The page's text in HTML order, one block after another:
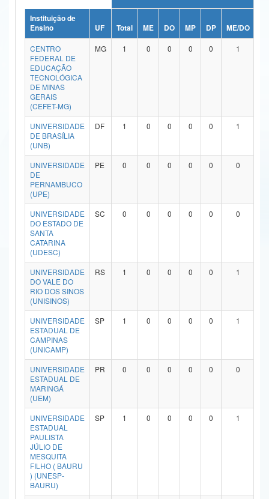
Ministério da Ciência, Tecnologia, Inovações e Comunicações
Ministério do Meio Ambiente
Ministério do Turismo
Ministério do Desenvolvimento Regional
Controladoria-Geral da União
Ministério da Mulher, da Família e dos Direitos Humanos
Secretaria de Governo
Gabinete de Segurança Institucional
Advocacia-Geral da União
Banco Central do Brasil
Instituição de
Ensino
UF Total ME DO MP DP ME/DO
CENTRO
FEDERAL DE
EDUCAÇÃO
TECNOLÓGICA
DE MINAS
GERAIS
(CEFET-MG)
MG 1 0 0 0 0 1
UNIVERSIDADE
DE BRASÍLIA
(UNB)
DF 1 0 0 0 0 1
UNIVERSIDADE
DE
PERNAMBUCO
(UPE)
PE 0 0 0 0 0 0
UNIVERSIDADE
DO ESTADO DE
SANTA
CATARINA
(UDESC)
SC 0 0 0 0 0 0
UNIVERSIDADE
DO VALE DO
RIO DOS SINOS
(UNISINOS)
RS 1 0 0 0 0 1
UNIVERSIDADE
ESTADUAL DE
CAMPINAS
(UNICAMP)
SP 1 0 0 0 0 1
UNIVERSIDADE
ESTADUAL DE
MARINGÁ
(UEM)
PR 0 0 0 0 0 0
UNIVERSIDADE
ESTADUAL
PAULISTA
JÚLIO DE
MESQUITA
FILHO ( BAURU
) (UNESP-
BAURU)
SP 1 0 0 0 0 1